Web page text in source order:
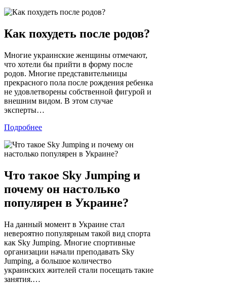
Как похудеть после родов?
Многие украинские женщины отмечают,
что хотели бы прийти в форму после
родов. Многие представительницы
прекрасного пола после рождения ребенка
не удовлетворены собственной фигурой и
внешним видом. В этом случае
эксперты…
Подробнее
Что такое Sky Jumping и
почему он настолько
популярен в Украине?
На данный момент в Украине стал
невероятно популярным такой вид спорта
как Sky Jumping. Многие спортивные
организации начали преподавать Sky
Jumping, а большое количество
украинских жителей стали посещать такие
занятия.…